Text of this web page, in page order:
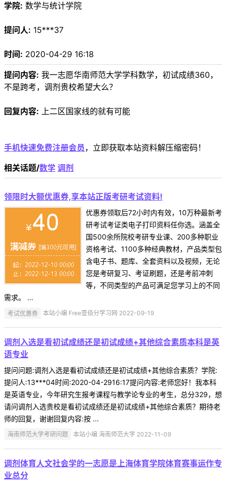
学院: 数学与统计学院
提问人: 15***37
时间: 2020-04-29 16:18
提问内容: 我一志愿华南师范大学学科数学，初试成绩360，
不是跨考，调剂贵校希望大么？
回复内容: 上二区国家线的就有可能
手机快速免费注册会员 ，立即获取本站资料解压缩密码！
相关话题/数学 调剂
领限时大额优惠券,享本站正版考研考试资料!
优惠券领取后72小时内有效，10万种最新考
研考试考证类电子打印资料任你选。涵盖全
国500余所院校考研专业课、200多种职业
资格考试、1100多种经典教材，产品类型包
含电子书、题库、全套资料以及视频，无论
您是考研复习、考证刷题，还是考前冲刺
等，不同类型的产品可满足您学习上的不同
需求。 ...
考试优惠券 本站小编 Free壹佰分学习网 2022-09-19
调剂入选是看初试成绩还是初试成绩+其他综合素质本科是英
语专业
提问问题:调剂入选是看初试成绩还是初试成绩+其他综合素质？学院:
提问人:13***04时间:2020-04-2916:17提问内容:老师您好！我本科
是英语专业，今年研究生报考课程与教学论专业的考生，总分329，想
请问调剂入选贵校是看初试成绩还是初试成绩+其他综合素质？期待老
师的回复，谢谢回复内容:按 ...
海南师范大学考研问题 本站小编 海南师范大学 2022-11-09
调剂体育人文社会学的一志愿是上海体育学院体育赛事运作专
业总分